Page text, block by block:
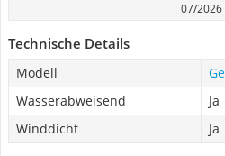
07/2026
Technische Details
Modell
Wasserabweisend
Ja
Winddicht
Ja